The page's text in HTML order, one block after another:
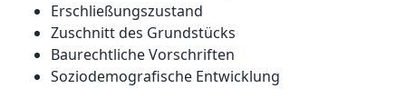
Erschließungszustand
Zuschnitt des Grundstücks
Baurechtliche Vorschriften
Soziodemografische Entwicklung